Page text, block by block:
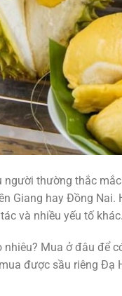
người thường thắc
Giang hay Đồng
và nhiều yếu tố khác.
nhiêu? Mua ở đâu để
được sầu riêng